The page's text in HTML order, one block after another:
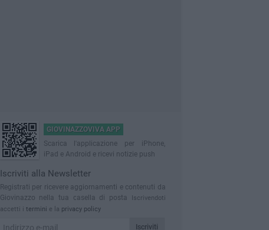
GIOVINAZZOVIVA APP
Scarica l'applicazione per iPhone,
iPad e Android e ricevi notizie push
Iscriviti alla Newsletter
Registrati per ricevere aggiornamenti e contenuti da
Giovinazzo nella tua casella di posta
Iscrivendoti
accetti i termini e la privacy policy
Iscriviti